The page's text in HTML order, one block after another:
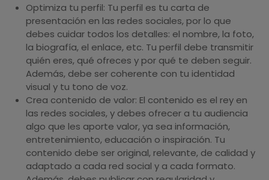
Optimiza tu perfil: Tu perfil es tu carta de
presentación en las redes sociales, por lo que
debes cuidar todos los detalles: el nombre, la foto,
la biografía, el enlace, etc. Tu perfil debe transmitir
quién eres, qué ofreces y por qué te deben seguir.
Además, debe ser coherente con tu identidad
visual y tu tono de voz.
Crea contenido de valor: El contenido es el rey en
las redes sociales, y debes ofrecer a tu audiencia
algo que les aporte valor, ya sea información,
entretenimiento, educación o inspiración. Tu
contenido debe ser original, relevante, de calidad y
adaptado a cada red social y a cada formato.